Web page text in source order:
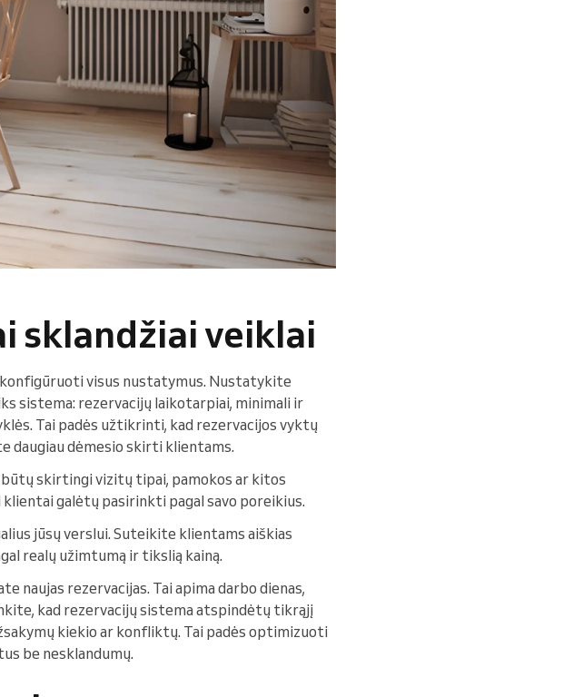
sklandžiai veiklai
visus nustatymus. Nustatykite
sistema: rezervacijų laikotarpiai, minimali ir
Tai padės užtikrinti, kad rezervacijos vyktų
daugiau dėmesio skirti klientams.
skirtingi vizitų tipai, pamokos ar kitos
galėtų pasirinkti pagal savo poreikius.
jūsų verslui. Suteikite klientams aiškias
realų užimtumą ir tikslią kainą.
naujas rezervacijas. Tai apima darbo dienas,
kad rezervacijų sistema atspindėtų tikrąjį
kiekio ar konfliktų. Tai padės optimizuoti
be nesklandumų.